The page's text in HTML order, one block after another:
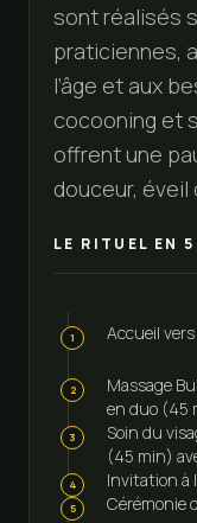
sont réalisés
praticiennes,
l’âge et aux
cocooning et
offrent une
douceur,
LE RITUEL EN 5
1 Accueil
2
Massage
en duo (45
3
Soin du
(45 min)
4 Invitation à
5 Cérémonie